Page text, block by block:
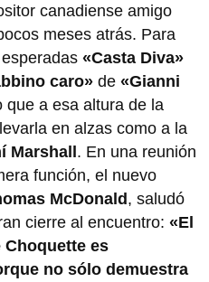
canadiense amigo
meses atrás. Para
«Casta Diva»
caro» de «Gianni
que a esa altura de la
en alzas como a la
Marshall. En una reunión
función, el nuevo
McDonald, saludó
cierre al encuentro: «El
Choquette es
no sólo demuestra